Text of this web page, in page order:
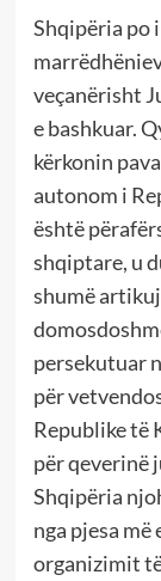
Shqipëria po
veçanërisht
e bashkuar.
kërkonin
autonom i
është
shqiptare, u
shumë
persekutuar
për
Republike të
për qeverinë
Shqipëria
nga pjesa më
organizimit